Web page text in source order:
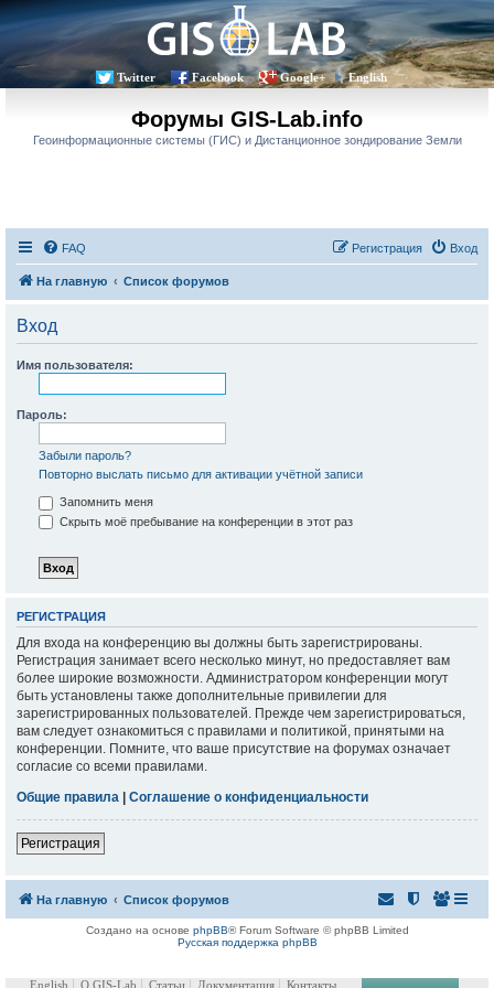
Twitter Facebook Google+ English
Форумы GIS-Lab.info
Геоинформационные системы (ГИС) и Дистанционное зондирование Земли
FAQ Вход
Регистрация
На главную Список форумов
Вход
Имя пользователя:
Пароль:
Забыли пароль?
Повторно выслать письмо для активации учётной записи
Запомнить меня
Скрыть моё пребывание на конференции в этот раз
РЕГИСТРАЦИЯ
Для входа на конференцию вы должны быть зарегистрированы.
Регистрация занимает всего несколько минут, но предоставляет вам
более широкие возможности. Администратором конференции могут
быть установлены также дополнительные привилегии для
зарегистрированных пользователей. Прежде чем зарегистрироваться,
вам следует ознакомиться с правилами и политикой, принятыми на
конференции. Помните, что ваше присутствие на форумах означает
согласие со всеми правилами.
Общие правила | Соглашение о конфиденциальности
Регистрация
На главную Список форумов
Создано на основе phpBB® Forum Software © phpBB Limited
Русская поддержка phpBB
English О GIS-Lab Статьи Документация Контакты